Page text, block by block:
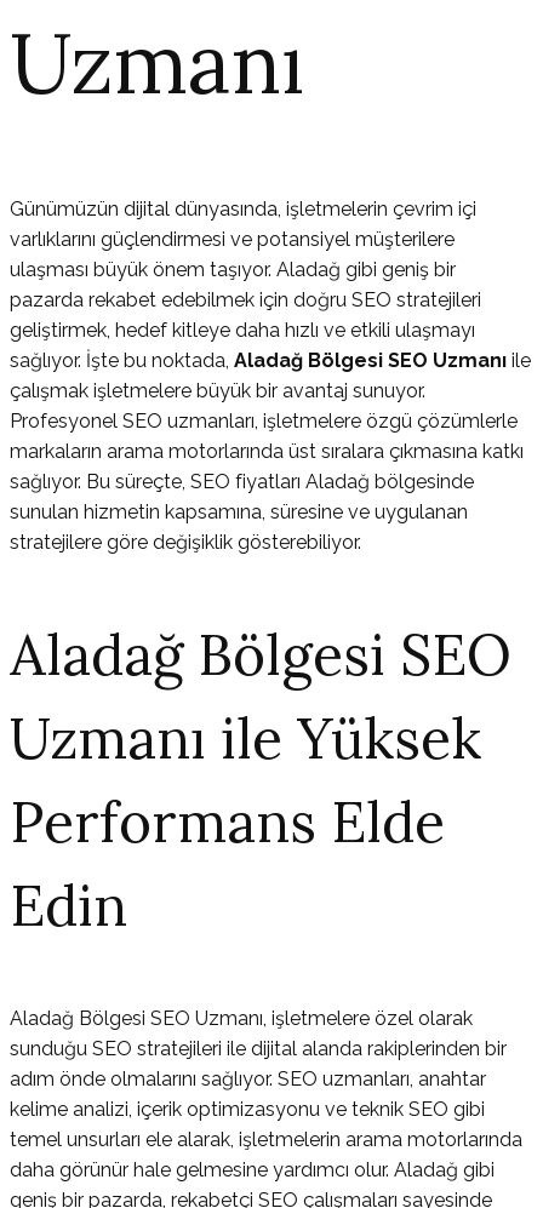
Uzmanı
Günümüzün dijital dünyasında, işletmelerin çevrim içi
varlıklarını güçlendirmesi ve potansiyel müşterilere
ulaşması büyük önem taşıyor. Aladağ gibi geniş bir
pazarda rekabet edebilmek için doğru SEO stratejileri
geliştirmek, hedef kitleye daha hızlı ve etkili ulaşmayı
sağlıyor. İşte bu noktada, Aladağ Bölgesi SEO Uzmanı ile
çalışmak işletmelere büyük bir avantaj sunuyor.
Profesyonel SEO uzmanları, işletmelere özgü çözümlerle
markaların arama motorlarında üst sıralara çıkmasına katkı
sağlıyor. Bu süreçte, SEO fiyatları Aladağ bölgesinde
sunulan hizmetin kapsamına, süresine ve uygulanan
stratejilere göre değişiklik gösterebiliyor.
Aladağ Bölgesi SEO
Uzmanı ile Yüksek
Performans Elde
Edin
Aladağ Bölgesi SEO Uzmanı, işletmelere özel olarak
sunduğu SEO stratejileri ile dijital alanda rakiplerinden bir
adım önde olmalarını sağlıyor. SEO uzmanları, anahtar
kelime analizi, içerik optimizasyonu ve teknik SEO gibi
temel unsurları ele alarak, işletmelerin arama motorlarında
daha görünür hale gelmesine yardımcı olur. Aladağ gibi
geniş bir pazarda, rekabetçi SEO çalışmaları sayesinde